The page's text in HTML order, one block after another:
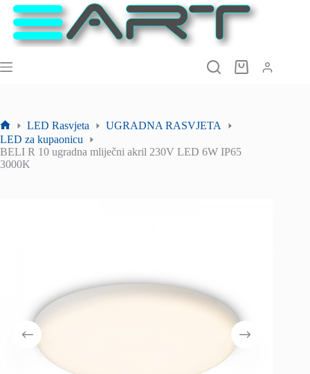
Preskoči
sadržaj
Košarica
Početna
stranica
LED Rasvjeta
UGRADNA RASVJETA
LED za kupaonicu
BELI R 10 ugradna mliječni akril 230V LED 6W IP65
3000K